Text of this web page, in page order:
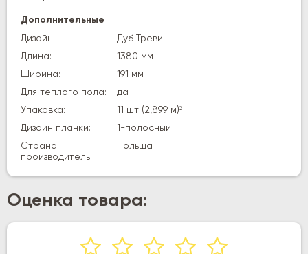
Дополнительные
Дизайн:
Дуб Треви
Длина:
1380 мм
Ширина:
191 мм
Для теплого пола:
да
Упаковка:
11 шт (2,899 м)²
Дизайн планки:
1-полосный
Страна
производитель:
Польша
Оценка товара: